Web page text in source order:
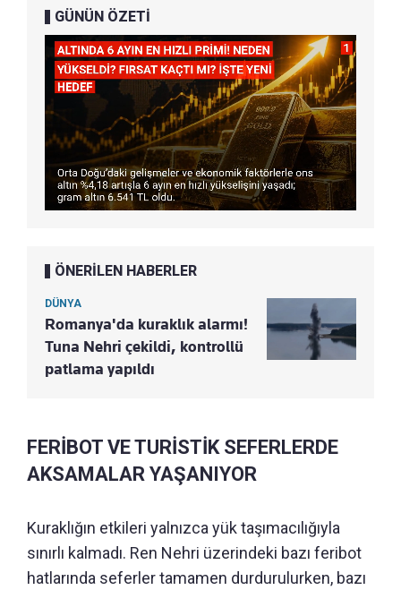
GÜNÜN ÖZETİ
ÖNERİLEN HABERLER
DÜNYA
Romanya'da kuraklık alarmı!
Tuna Nehri çekildi, kontrollü
patlama yapıldı
FERİBOT VE TURİSTİK SEFERLERDE
AKSAMALAR YAŞANIYOR
Kuraklığın etkileri yalnızca yük taşımacılığıyla
sınırlı kalmadı. Ren Nehri üzerindeki bazı feribot
hatlarında seferler tamamen durdurulurken, bazı